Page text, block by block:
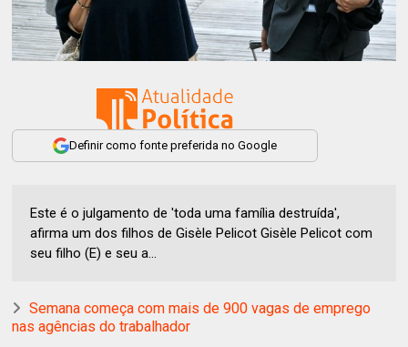
Definir como fonte preferida no Google
Este é o julgamento de 'toda uma família destruída',
afirma um dos filhos de Gisèle Pelicot Gisèle Pelicot com
seu filho (E) e seu a...
Semana começa com mais de 900 vagas de emprego
nas agências do trabalhador